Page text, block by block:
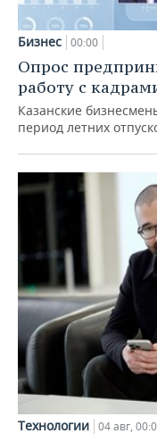
Бизнес 00:00
Опрос
работу с
Казанские
период летних
Технологии 04 авг,